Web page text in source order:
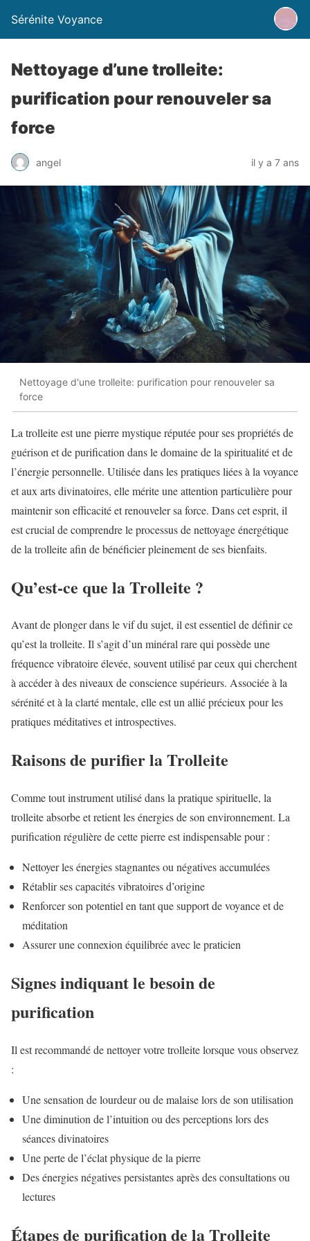
Sérénite Voyance
Nettoyage d’une trolleite:
purification pour renouveler sa
force
angel il y a 7 ans
Nettoyage d'une trolleite: purification pour renouveler sa
force
La trolleite est une pierre mystique réputée pour ses propriétés de
guérison et de purification dans le domaine de la spiritualité et de
l’énergie personnelle. Utilisée dans les pratiques liées à la voyance
et aux arts divinatoires, elle mérite une attention particulière pour
maintenir son efficacité et renouveler sa force. Dans cet esprit, il
est crucial de comprendre le processus de nettoyage énergétique
de la trolleite afin de bénéficier pleinement de ses bienfaits.
Qu’est-ce que la Trolleite ?
Avant de plonger dans le vif du sujet, il est essentiel de définir ce
qu’est la trolleite. Il s’agit d’un minéral rare qui possède une
fréquence vibratoire élevée, souvent utilisé par ceux qui cherchent
à accéder à des niveaux de conscience supérieurs. Associée à la
sérénité et à la clarté mentale, elle est un allié précieux pour les
pratiques méditatives et introspectives.
Raisons de purifier la Trolleite
Comme tout instrument utilisé dans la pratique spirituelle, la
trolleite absorbe et retient les énergies de son environnement. La
purification régulière de cette pierre est indispensable pour :
Nettoyer les énergies stagnantes ou négatives accumulées
Rétablir ses capacités vibratoires d’origine
Renforcer son potentiel en tant que support de voyance et de
méditation
Assurer une connexion équilibrée avec le praticien
Signes indiquant le besoin de
purification
Il est recommandé de nettoyer votre trolleite lorsque vous observez
:
Une sensation de lourdeur ou de malaise lors de son utilisation
Une diminution de l’intuition ou des perceptions lors des
séances divinatoires
Une perte de l’éclat physique de la pierre
Des énergies négatives persistantes après des consultations ou
lectures
Étapes de purification de la Trolleite